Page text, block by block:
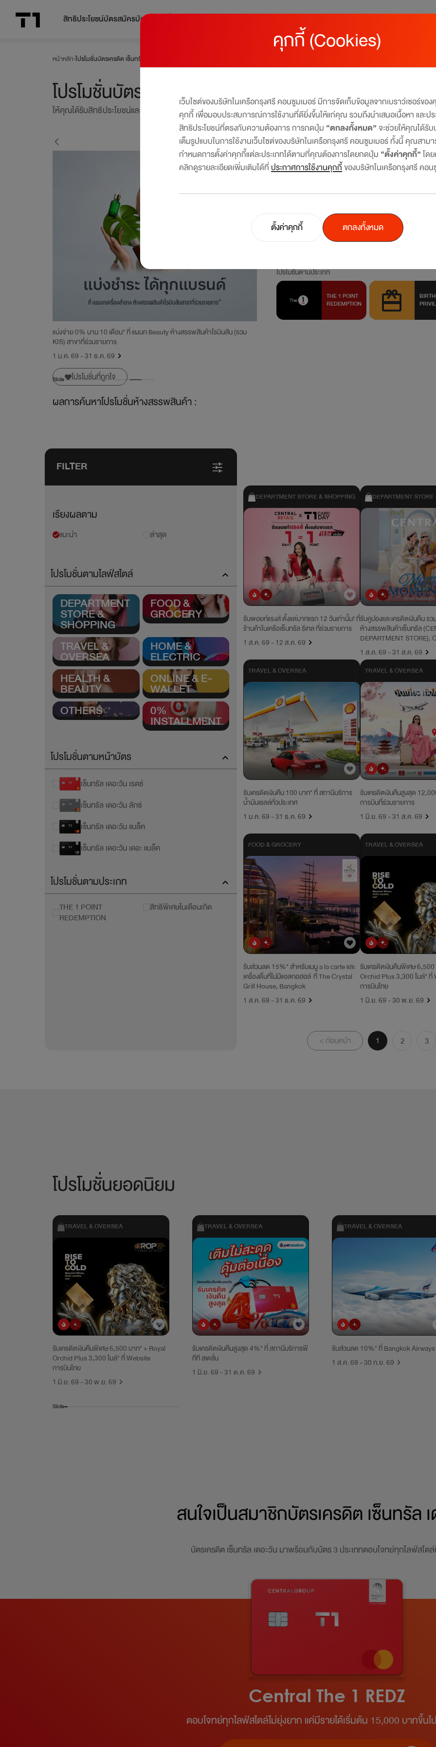
สิทธิประโยชน์บัตรสมัครบัตร
หน้าหลัก โปรโมชั่นบัตรเครดิต เซ็นทรัล เดอะวัน
โปรโมชั่นบัตรเครดิต เซ็นทรัล เดอะวัน
ให้คุณได้รับสิทธิประโยชน์และโปรโมชันมากมาย ครบทุกไลฟ์สไตล์ได้ในบัตรเดียว​​
Slide
แบ่งจ่าย 0% นาน 10 เดือน* ที่ แผนก Beauty ห้างสรรพสินค้าโรบินสัน (รวม
KIS) สาขาที่ร่วมรายการ
1 ม.ค. 69 - 31 ธ.ค. 69
รับคะแนนเดอะวันสูงสุด x4* ณ ร้านค้าที่ร่วมรายการ ที่ ศูนย์การค้
1 ต.ค. 68 - 31 ธ.ค. 69
โปรโมชั่นที่ถูกใจ
เลือกโปรโมชั่นที่คุณสนใจ
โปรโมชั่นตามไลฟ์สไตล์
DEPARTMENT
SHOPPING
FOOD &
GROCERY
โปรโมชั่นตามหน้าบัตร
REDZ LUXE BLACK
โปรโมชั่นตามประเภท
THE 1 POINT
REDEMPTION
ผลการค้นหาโปรโมชั่นห้างสรรพสินค้า :
FILTER
เรียงผลตาม
แนะนำ ล่าสุด
โปรโมชั่นตามไลฟ์สไตล์
DEPARTMENT
STORE &
SHOPPING
FOOD &
GROCERY
TRAVEL &
OVERSEA
HOME &
ELECTRIC
HEALTH &
BEAUTY
ONLINE & E-
WALLET
OTHERS
0%
INSTALLMENT
โปรโมชั่นตามหน้าบัตร
เซ็นทรัล เดอะวัน เรดซ์
เซ็นทรัล เดอะวัน ลักซ์
เซ็นทรัล เดอะวัน แบล็ค
เซ็นทรัล เดอะวัน เดอะ แบล็ค
โปรโมชั่นตามประเภท
THE 1 POINT
REDEMPTION
สิทธิพิเศษในเดือนเกิด
DEPARTMENT STORE & SHOPPING
ยอดนิยม
มาใหม่
รับพอยท์แรงส์ ตั้งแต่บาทแรก 12 วันเท่านั้น! ที่
ร้านค้าในเครือเซ็นทรัล รีเทล ที่ร่วมรายการ
1 ส.ค. 69 - 12 ส.ค. 69
DEPARTMENT
ยอดนิยมมาใหม่
รับคูปองและเครดิตเงินคืน ร
ห้างสรรพสินค้าเซ็นทรัล
DEPARTMENT STORE),
1 ส.ค. 69 - 31 ส.ค. 69
TRAVEL & OVERSEA
รับเครดิตเงินคืน 100 บาท* ที่ สถานีบริการ
น้ำมันเชลล์ทั่วประเทศ
1 ม.ค. 69 - 31 ธ.ค. 69
TRAVEL & OVERSEA
ยอดนิยมมาใหม่
รับเครดิตเงินคืนสูงสุด
การบินที่ร่วมรายการ
1 มิ.ย. 69 - 31 ส.ค. 69
FOOD & GROCERY
ยอดนิยมมาใหม่
รับส่วนลด 15%* สำหรับเมนู a la carte และ
เครื่องดื่มที่ไม่มีแอลกอฮอล์ ที่ The Crystal
Grill House, Bangkok
1 ส.ค. 69 - 31 ธ.ค. 69
TRAVEL & OVERSEA
ยอดนิยมมาใหม่
รับเครดิตเงินคืนพิเศษ
Orchid Plus 3,300 ไมล์* ที่
การบินไทย
1 มิ.ย. 69 - 30 พ.ย. 69
< ก่อนหน้า 1 2 3
โปรโมชั่นยอดนิยม
TRAVEL & OVERSEA
ยอดนิยมมาใหม่
รับเครดิตเงินคืนพิเศษ 6,500 บาท* + Royal
Orchid Plus 3,300 ไมล์* ที่ Website
การบินไทย
1 มิ.ย. 69 - 30 พ.ย. 69
TRAVEL & OVERSEA
ยอดนิยมมาใหม่
รับเครดิตเงินคืนสูงสุด 4%* ที่ สถานีบริการพี
ทีที สเตชั่น
1 มิ.ย. 69 - 31 ต.ค. 69
TRAVEL & OVERSEA
ยอดนิยมมาใหม่
รับส่วนลด 10%* ที่ Bangkok Airways
1 ส.ค. 69 - 30 ก.ย. 69
Slide
สนใจเป็นสมาชิกบัตรเครดิตเซ็นทรัล
บัตรเครดิต เซ็นทรัล เดอะวัน มาพร้อมกับบัตร3 ประเภทตอบโจทย์ทุกไลฟ์สไต
Central The 1 REDZ
ตอบโจทย์ทุกไลฟ์สไตล์ไม่ยุ่งยาก แค่มีรายได้เริ่มต้น 15,000 บาทขึ้นไ
คุกกี้ (Cookies)
เว็บไซต์ของบริษัทในเครือกรุงศรี คอนซูมเมอร์ มีการจัดเก็บข้อมูลจากเบราว์เซอร์ขอ
คุกกี้ เพื่อมอบประสบการณ์การใช้งานที่ดียิ่งขึ้นให้แก่คุณ รวมถึงนำเสนอเนื้อหา และป
สิทธิประโยชน์ที่ตรงกับความต้องการ การกดปุ่ม “ตกลงทั้งหมด”จะช่วยให้คุณได้รั
เต็มรูปแบบในการใช้งานเว็บไซต์ของบริษัทในเครือกรุงศรี คอนซูมเมอร์ ทั้งนี้ คุณสาม
กำหนดการตั้งค่าคุกกี้แต่ละประเภทได้ตามที่คุณต้องการโดยกดปุ่ม “ตั้งค่าคุกกี้”โด
คลิกดูรายละเอียดเพิ่มเติมได้ที่ ประกาศการใช้งานคุกกี้ของบริษัทในเครือกรุงศรี คอน
ตั้งค่าคุกกี้ ตกลงทั้งหมด